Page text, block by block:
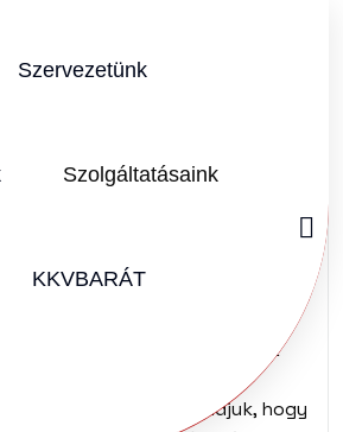
Szervezetünk
Szolgáltatásaink
KKVBARÁT
Vélemény (0)
szükségszerű velejárója és az
jelentkezhet.
hogy ha tudjuk, hogy